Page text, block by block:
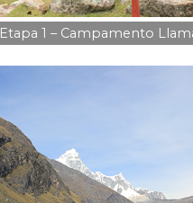
Etapa 1 – Campamento